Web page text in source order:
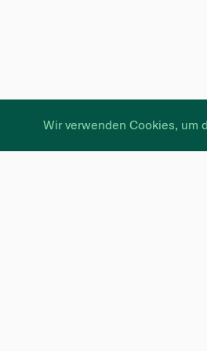
Wir verwenden Cookies, um